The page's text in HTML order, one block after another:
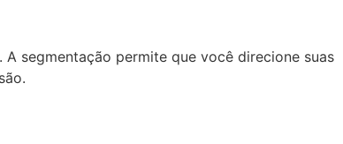
segmentação permite que você direcione suas